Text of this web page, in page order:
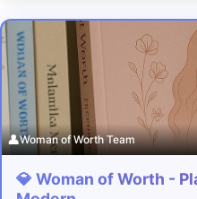
👤Woman of Worth Team
💎 Woman of Worth -